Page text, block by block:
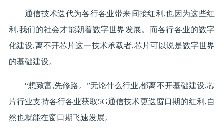
通信技术迭代为各行各业带来间接红利,也因为这些红
利,我们的社会才能朝着数字世界发展。而各行各业的数字
化建设,离不开芯片这一技术承载者,芯片可以说是数字世界
的基础建设。
“想致富,先修路。”无论什么行业,都离不开基础建设,芯
片行业支持各行各业获取5G通信技术更迭窗口期的红利,自
然也就能在窗口期飞速发展。